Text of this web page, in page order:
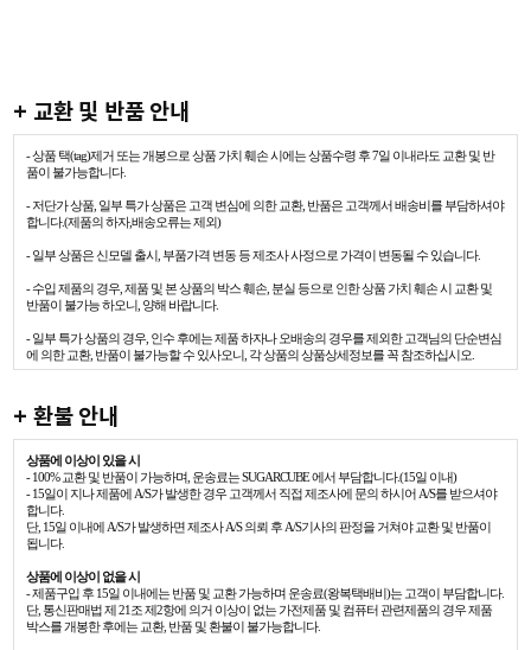
+ 교환 및 반품 안내
- 상품 택(tag)제거 또는 개봉으로 상품 가치 훼손 시에는 상품수령 후 7일 이내라도 교환 및 반
품이 불가능합니다.
- 저단가 상품, 일부 특가 상품은 고객 변심에 의한 교환, 반품은 고객께서 배송비를 부담하셔야
합니다.(제품의 하자,배송오류는 제외)
- 일부 상품은 신모델 출시, 부품가격 변동 등 제조사 사정으로 가격이 변동될 수 있습니다.
- 수입 제품의 경우, 제품 및 본 상품의 박스 훼손, 분실 등으로 인한 상품 가치 훼손 시 교환 및
반품이 불가능 하오니, 양해 바랍니다.
- 일부 특가 상품의 경우, 인수 후에는 제품 하자나 오배송의 경우를 제외한 고객님의 단순변심
에 의한 교환, 반품이 불가능할 수 있사오니, 각 상품의 상품상세정보를 꼭 참조하십시오.
+ 환불 안내
상품에 이상이 있을 시
- 100% 교환 및 반품이 가능하며, 운송료는 SUGARCUBE 에서 부담합니다.(15일 이내)
- 15일이 지나 제품에 A/S가 발생한 경우 고객께서 직접 제조사에 문의 하시어 A/S를 받으셔야
합니다.
단, 15일 이내에 A/S가 발생하면 제조사 A/S 의뢰 후 A/S기사의 판정을 거쳐야 교환 및 반품이
됩니다.
상품에 이상이 없을 시
- 제품구입 후 15일 이내에는 반품 및 교환 가능하며 운송료(왕복택배비)는 고객이 부담합니다.
단, 통신판매법 제 21조 제2항에 의거 이상이 없는 가전제품 및 컴퓨터 관련제품의 경우 제품
박스를 개봉한 후에는 교환, 반품 및 환불이 불가능합니다.